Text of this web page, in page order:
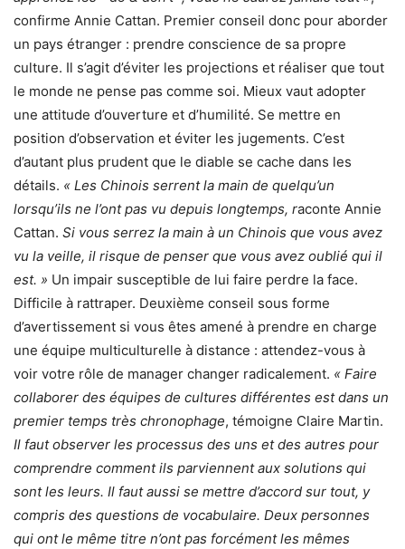
confirme Annie Cattan. Premier conseil donc pour aborder
un pays étranger : prendre conscience de sa propre
culture. Il s’agit d’éviter les projections et réaliser que tout
le monde ne pense pas comme soi. Mieux vaut adopter
une attitude d’ouverture et d’humilité. Se mettre en
position d’observation et éviter les jugements. C’est
d’autant plus prudent que le diable se cache dans les
détails. « Les Chinois serrent la main de quelqu’un
lorsqu’ils ne l’ont pas vu depuis longtemps, raconte Annie
Cattan. Si vous serrez la main à un Chinois que vous avez
vu la veille, il risque de penser que vous avez oublié qui il
est. » Un impair susceptible de lui faire perdre la face.
Difficile à rattraper. Deuxième conseil sous forme
d’avertissement si vous êtes amené à prendre en charge
une équipe multiculturelle à distance : attendez-vous à
voir votre rôle de manager changer radicalement. « Faire
collaborer des équipes de cultures différentes est dans un
premier temps très chronophage, témoigne Claire Martin.
Il faut observer les processus des uns et des autres pour
comprendre comment ils parviennent aux solutions qui
sont les leurs. Il faut aussi se mettre d’accord sur tout, y
compris des questions de vocabulaire. Deux personnes
qui ont le même titre n’ont pas forcément les mêmes